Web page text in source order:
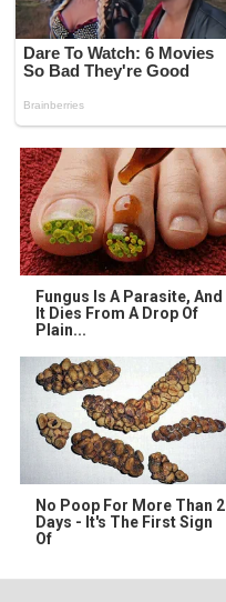
Fungus Is A Parasite, And
It Dies From A Drop Of
Plain...
No Poop For More Than 2
Days - It's The First Sign
Of